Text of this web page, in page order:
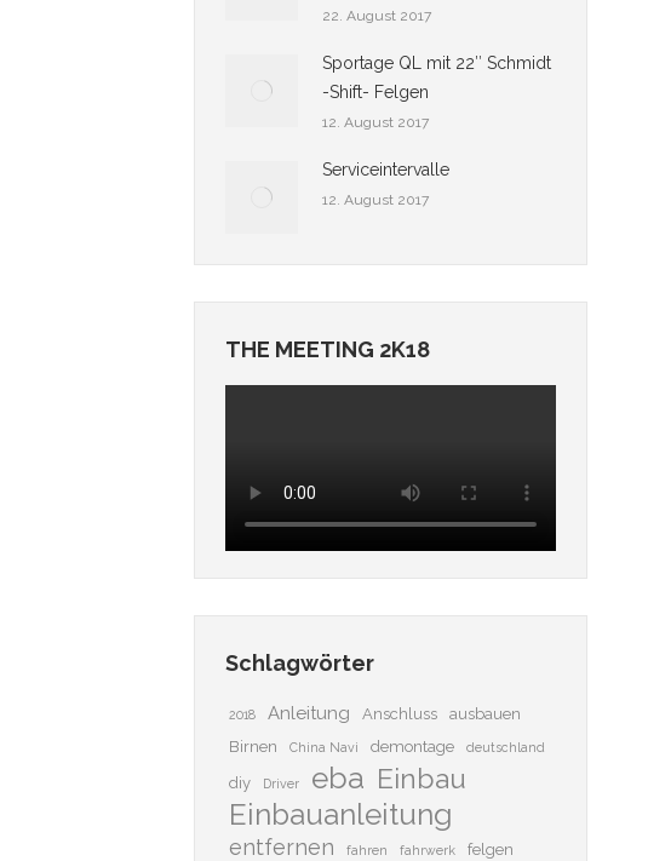
22. August 2017
Sportage QL mit 22″ Schmidt
-Shift- Felgen
12. August 2017
Serviceintervalle
12. August 2017
THE MEETING 2K18
Schlagwörter
2018 Anleitung Anschluss
ausbauen
Birnen
China Navi demontage deutschland
diy Driver eba Einbau
Einbauanleitung
entfernen fahren fahrwerk felgen